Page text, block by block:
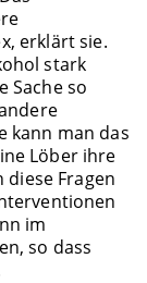
erklärt sie.
stark
Sache so
kann man das
Löber ihre
diese Fragen
im
so dass